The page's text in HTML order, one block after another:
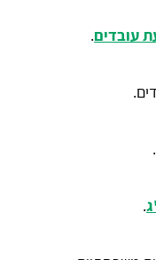
עובדים.
.